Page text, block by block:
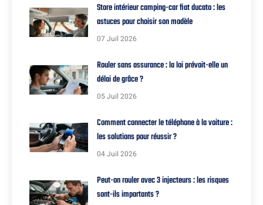
Store intérieur camping-car fiat ducato : les
astuces pour choisir son modèle
07 Juil 2026
Rouler sans assurance : la loi prévoit-elle un
délai de grâce ?
05 Juil 2026
Comment connecter le téléphone à la voiture :
les solutions pour réussir ?
04 Juil 2026
Peut-on rouler avec 3 injecteurs : les risques
sont-ils importants ?